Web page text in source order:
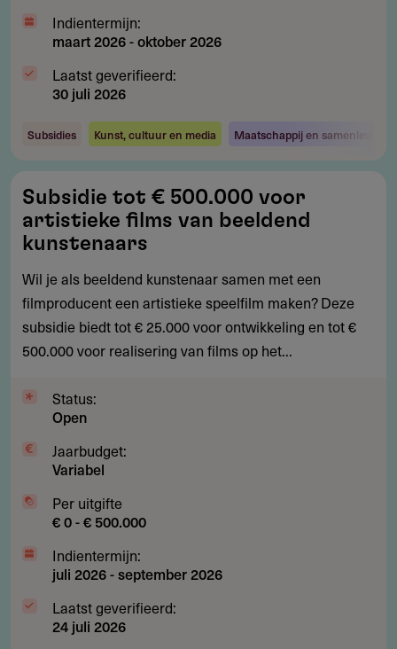
Indientermijn:
maart 2026-oktober 2026
Laatst geverifieerd:
30 juli 2026
Subsidies Kunst, cultuur en media Maatschappij en samenleving
tot
€
500.000
voor
artistieke
films
van
kunstenaars
Subsidie tot € 500.000 voor
artistieke films van beeldend
kunstenaars
Wil je als beeldend kunstenaar samen met een
filmproducent een artistieke speelfilm maken? Deze
subsidie biedt tot € 25.000 voor ontwikkeling en tot €
500.000 voor realisering van films op het...
Status:
Open
Jaarbudget:
Variabel
Per uitgifte
€ 0 - € 500.000
Indientermijn:
juli 2026-september 2026
Laatst geverifieerd:
24 juli 2026